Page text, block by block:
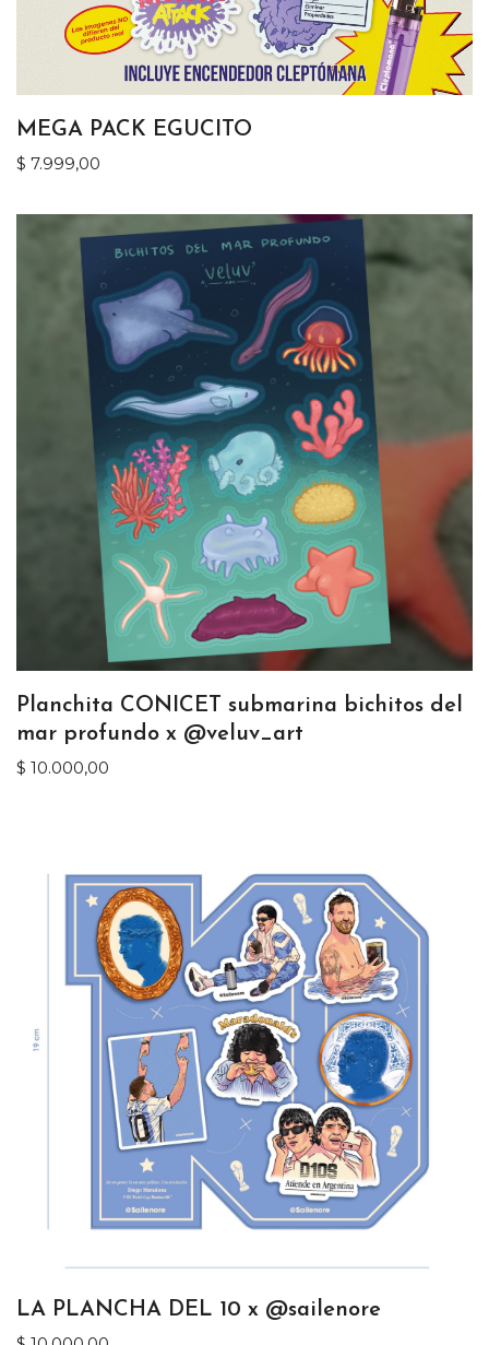
MEGA PACK EGUCITO
$ 7.999,00
Planchita CONICET submarina bichitos del
mar profundo x @veluv_art
$ 10.000,00
LA PLANCHA DEL 10 x @sailenore